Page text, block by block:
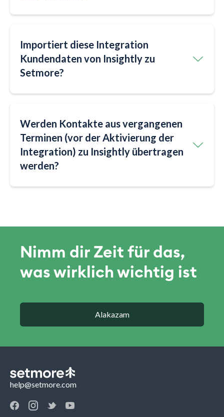
Importiert diese Integration
Kundendaten von Insightly zu
Setmore?
Werden Kontakte aus vergangenen
Terminen (vor der Aktivierung der
Integration) zu Insightly übertragen
werden?
Nimm dir Zeit für das,
was wirklich wichtig ist
Alakazam
help@setmore.com